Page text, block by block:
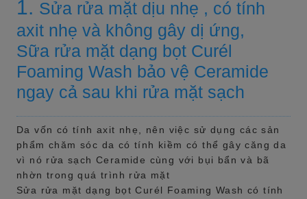
1. Sửa rửa mặt dịu nhẹ , có tính
axit nhẹ và không gây dị ứng,
Sữa rửa mặt dạng bọt Curél
Foaming Wash bảo vệ Ceramide
ngay cả sau khi rửa mặt sạch
Da vốn có tính axit nhẹ, nên việc sử dụng các sản
phẩm chăm sóc da có tính kiềm có thể gây căng da
vì nó rửa sạch Ceramide cùng với bụi bẩn và bã
nhờn trong quá trình rửa mặt
Sửa rửa mặt dạng bọt Curél Foaming Wash có tính